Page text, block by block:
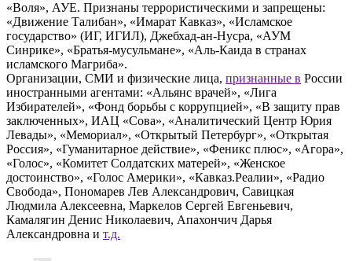
«Воля», АУЕ. Признаны террористическими и запрещены:
«Движение Талибан», «Имарат Кавказ», «Исламское
государство» (ИГ, ИГИЛ), Джебхад-ан-Нусра, «АУМ
Синрике», «Братья-мусульмане», «Аль-Каида в странах
исламского Магриба».
Организации, СМИ и физические лица, признанные в России
иностранными агентами: «Альянс врачей», «Лига
Избирателей», «Фонд борьбы с коррупцией», «В защиту прав
заключенных», ИАЦ «Сова», «Аналитический Центр Юрия
Левады», «Мемориал», «Открытый Петербург», «Открытая
Россия», «Гуманитарное действие», «Феникс плюс», «Агора»,
«Голос», «Комитет Солдатских матерей», «Женское
достоинство», «Голос Америки», «Кавказ.Реалии», «Радио
Свобода», Пономарев Лев Александрович, Савицкая
Людмила Алексеевна, Маркелов Сергей Евгеньевич,
Камалягин Денис Николаевич, Апахончич Дарья
Александровна и т.д.